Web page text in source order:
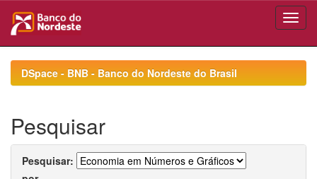
navigationDSpace - BNB - Banco do Nordeste do Brasil
Pesquisar
Pesquisar: